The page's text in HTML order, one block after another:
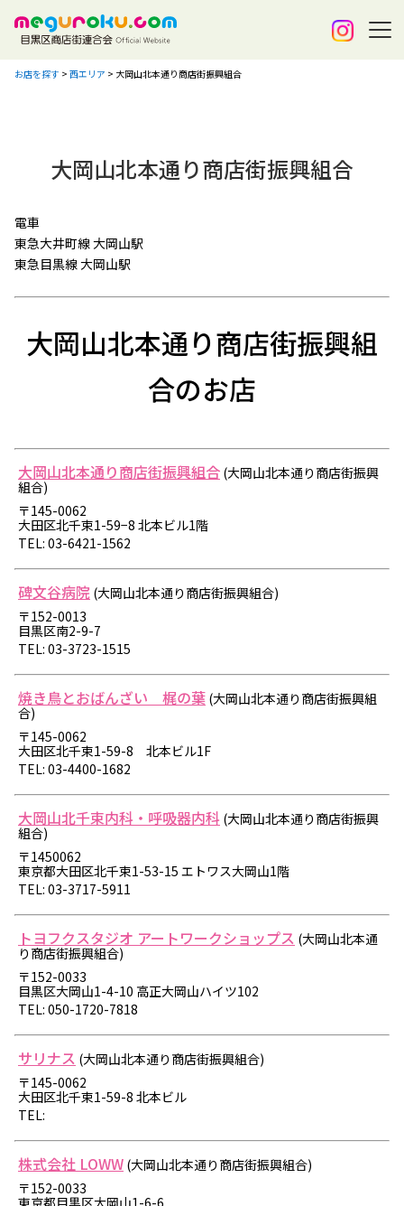
お店を探す > 西エリア > 大岡山北本通り商店街振興組合
大岡山北本通り商店街振興組合
電車
東急大井町線 大岡山駅
東急目黒線 大岡山駅
大岡山北本通り商店街振興組
合のお店
大岡山北本通り商店街振興組合 (大岡山北本通り商店街振興
組合)
〒145-0062
大田区北千束1-59−8 北本ビル1階
TEL: 03-6421-1562
碑文谷病院 (大岡山北本通り商店街振興組合)
〒152-0013
目黒区南2-9-7
TEL: 03-3723-1515
焼き鳥とおばんざい 梶の葉 (大岡山北本通り商店街振興組
合)
〒145-0062
大田区北千束1-59-8 北本ビル1F
TEL: 03-4400-1682
大岡山北千束内科・呼吸器内科 (大岡山北本通り商店街振興
組合)
〒1450062
東京都大田区北千束1-53-15 エトワス大岡山1階
TEL: 03-3717-5911
トヨフクスタジオ アートワークショップス (大岡山北本通
り商店街振興組合)
〒152-0033
目黒区大岡山1-4-10 高正大岡山ハイツ102
TEL: 050-1720-7818
サリナス (大岡山北本通り商店街振興組合)
〒145-0062
大田区北千束1-59-8 北本ビル
TEL:
株式会社 LOWW (大岡山北本通り商店街振興組合)
〒152-0033
東京都目黒区大岡山1-6-6